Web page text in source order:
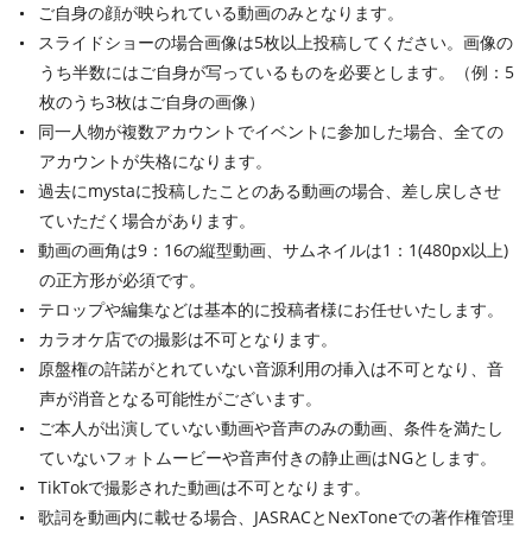
ご自身の顔が映られている動画のみとなります。
スライドショーの場合画像は5枚以上投稿してください。画像の
うち半数にはご自身が写っているものを必要とします。（例：5
枚のうち3枚はご自身の画像）
同一人物が複数アカウントでイベントに参加した場合、全ての
アカウントが失格になります。
過去にmystaに投稿したことのある動画の場合、差し戻しさせ
ていただく場合があります。
動画の画角は9：16の縦型動画、サムネイルは1：1(480px以上)
の正方形が必須です。
テロップや編集などは基本的に投稿者様にお任せいたします。
カラオケ店での撮影は不可となります。
原盤権の許諾がとれていない音源利用の挿入は不可となり、音
声が消音となる可能性がございます。
ご本人が出演していない動画や音声のみの動画、条件を満たし
ていないフォトムービーや音声付きの静止画はNGとします。
TikTokで撮影された動画は不可となります。
歌詞を動画内に載せる場合、JASRACとNexToneでの著作権管理